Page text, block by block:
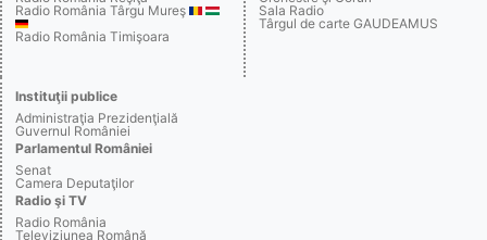
Radio România Târgu Mureş
Radio România Timişoara
Sala Radio
Târgul de carte GAUDEAMUS
Instituţii publice
Administraţia Prezidenţială
Guvernul României
Parlamentul României
Senat
Camera Deputaţilor
Radio şi TV
Radio România
Televiziunea Română